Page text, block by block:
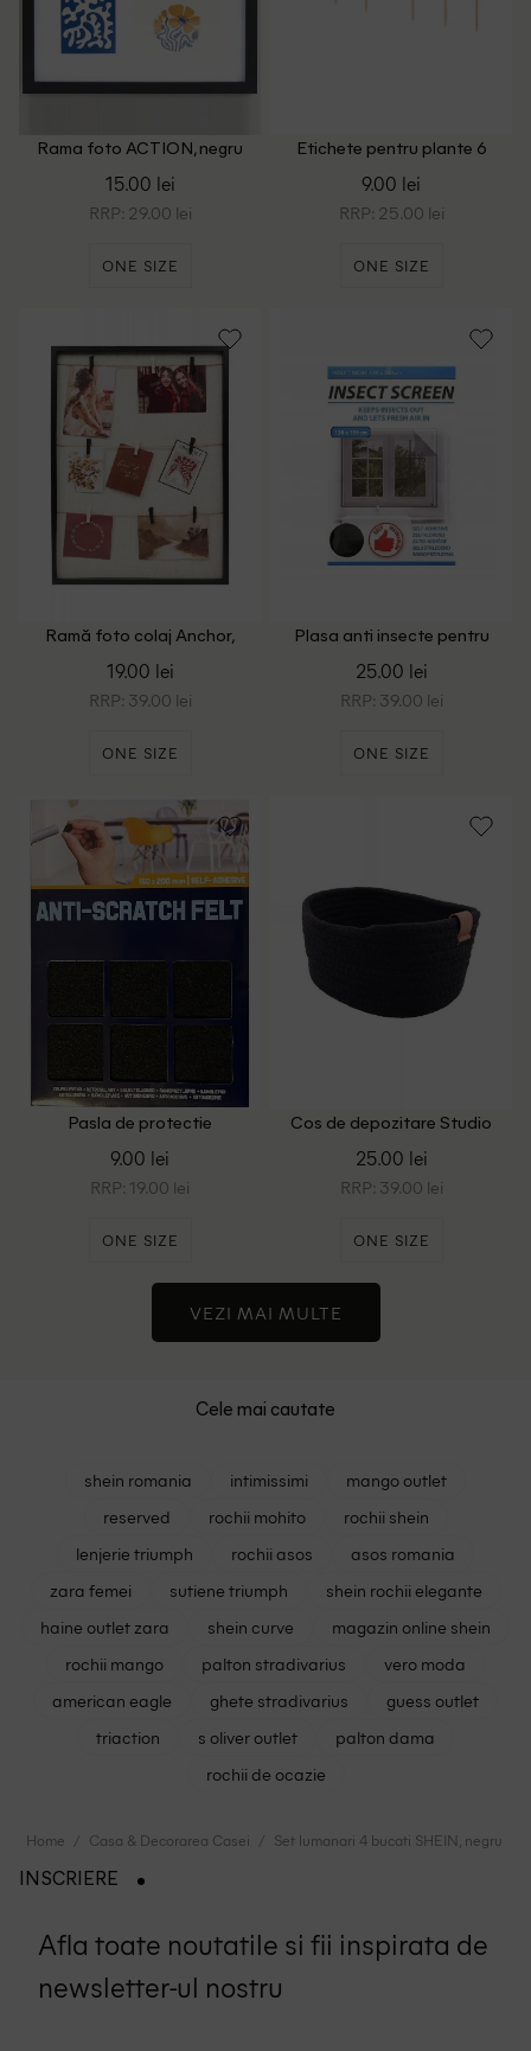
Rama foto ACTION, negru
15.00 lei
RRP: 29.00 lei
ONE SIZE
Etichete pentru plante 6
crem/negru
9.00 lei
RRP: 25.00 lei
ONE SIZE
Ramă foto colaj Anchor,
19.00 lei
RRP: 39.00 lei
ONE SIZE
Plasa anti insecte pentru
negru
25.00 lei
RRP: 39.00 lei
ONE SIZE
Pasla de protectie
9.00 lei
RRP: 19.00 lei
ONE SIZE
Cos de depozitare Studio
25.00 lei
RRP: 39.00 lei
ONE SIZE
VEZI MAI MULTE
Cele mai cautate
shein romania intimissimi
mango outlet
reserved
rochii mohito
rochii shein
lenjerie triumph
rochii asos
asos romania
zara femei
sutiene triumph
shein rochii elegante
haine outlet zara
shein curve
magazin online shein
rochii mango
palton stradivarius
vero moda
american eagle
ghete stradivarius
guess outlet
triaction
s oliver outlet
palton dama
rochii de ocazie
Home Casa & Decorarea Casei Set lumanari 4 bucati SHEIN, negru
INSCRIERE
Afla toate noutatile si fii inspirata de
newsletter-ul nostru